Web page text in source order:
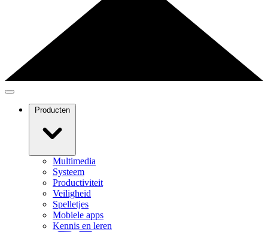
Producten
Multimedia
Systeem
Productiviteit
Veiligheid
Spelletjes
Mobiele apps
Kennis en leren